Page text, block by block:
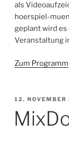
als
hoerspiel-
geplant wird
Veranstaltung
Zum Programm
12. NOVEMBER